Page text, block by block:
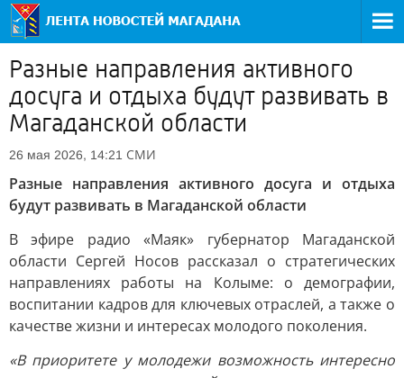
Разные направления активного
досуга и отдыха будут развивать в
Магаданской области
26 мая 2026, 14:21 СМИ
Разные направления активного досуга и отдыха
будут развивать в Магаданской области
В эфире радио «Маяк» губернатор Магаданской
области Сергей Носов рассказал о стратегических
направлениях работы на Колыме: о демографии,
воспитании кадров для ключевых отраслей, а также о
качестве жизни и интересах молодого поколения.
«В приоритете у молодежи возможность интересно